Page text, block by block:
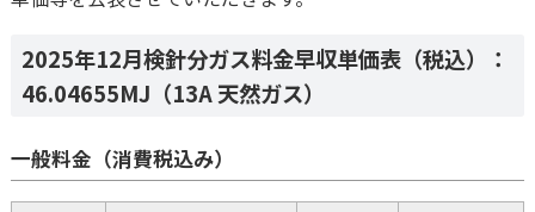
2025年12月検針分ガス料金早収単価表（税込）：
46.04655MJ（13A 天然ガス）
一般料金（消費税込み）